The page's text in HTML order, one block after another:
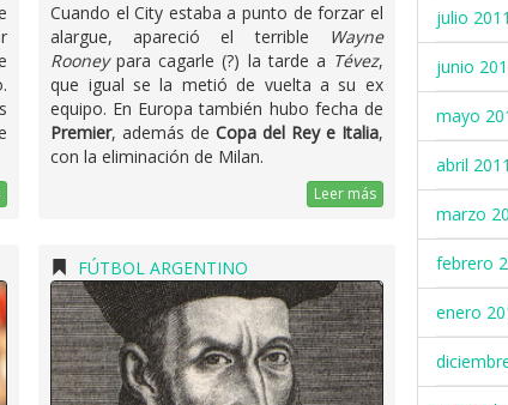
Cuando el City estaba a punto de forzar el
alargue, apareció el terrible
Wayne
Rooneypara cagarle (?) la tarde a Tévez,
que igual se la metió de vuelta a su ex
equipo. En Europa también hubo fecha de
Premier, además deCopa del Rey e Italia,
con la eliminación de Milan.
Leer más
FÚTBOL ARGENTINO
julio 2011
junio
mayo
abril 2011
marzo
febrero
enero